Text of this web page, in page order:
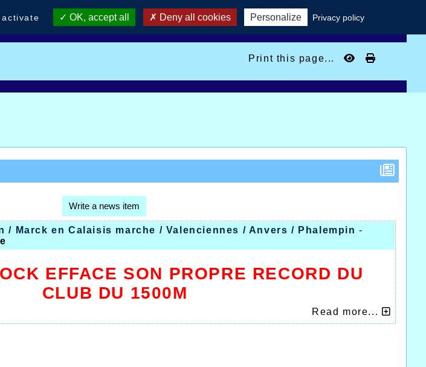
Print this page...
Write a news item
/ Marck en Calaisis marche / Valenciennes / Anvers / Phalempin -
EFFACE SON PROPRE RECORD DU
CLUB DU 1500M
Belgique que Florian Willock devait se distinguer en battant son propre
1500m qu'il déteanit avec 3'41''39, en terminant à la 3ème place de cette
Read more...
OK, accept all Deny all cookies Personalize Privacy policy